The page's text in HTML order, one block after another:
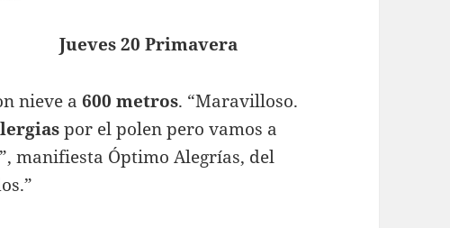
Jueves 20 Primavera
nieve a600 metros. “Maravilloso.
por el polen pero vamos a
manifiesta Óptimo Alegrías, del